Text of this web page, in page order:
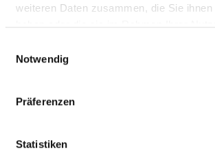
weiteren Daten zusammen, die Sie
Notwendig
Präferenzen
Statistiken
Anzahl der Fachabteilungen: 16
Vollstationäre Fallzahl: 14.185